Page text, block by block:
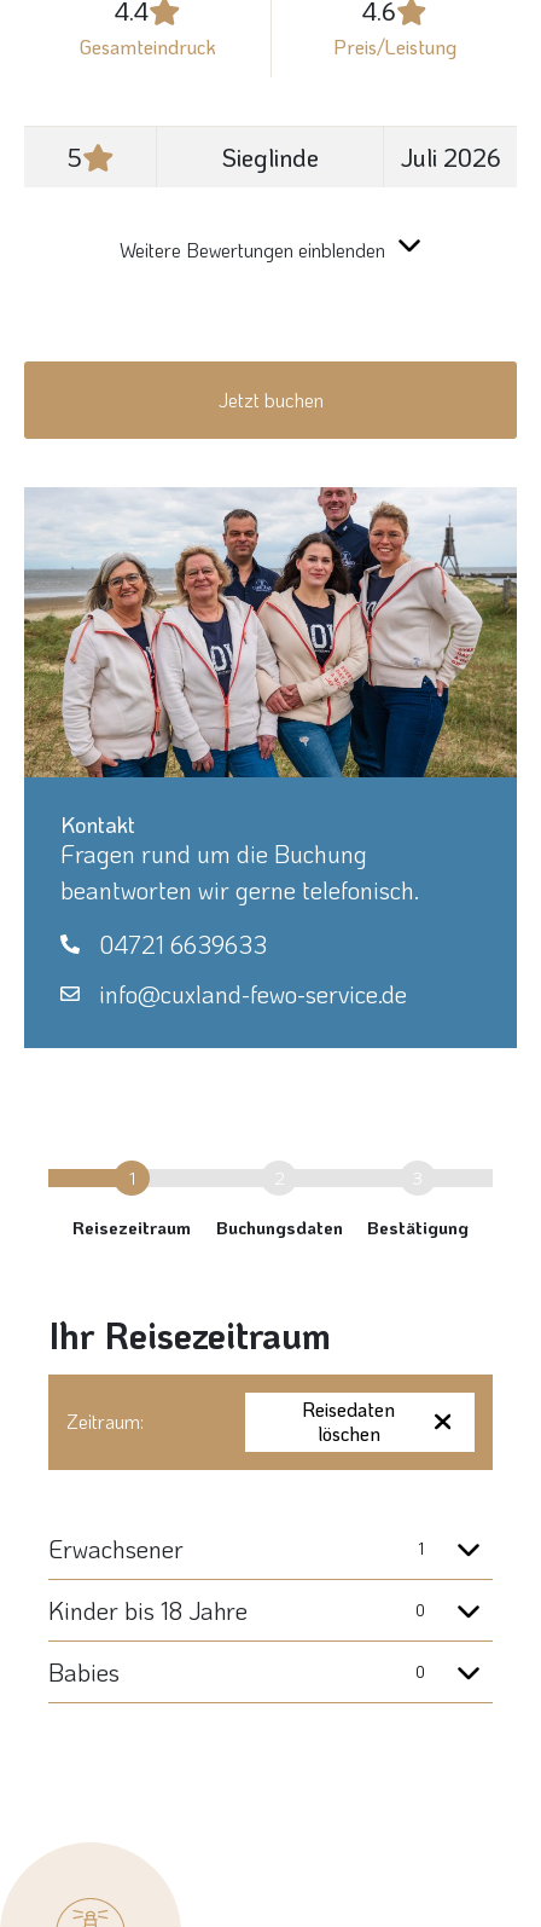
4.4
Gesamteindruck
4.6
Preis/Leistung
5 Sieglinde Juli 2026
Weitere Bewertungen einblenden
Jetzt buchen
Kontakt
Fragen rund um die Buchung
beantworten wir gerne telefonisch.
04721 6639633
info@cuxland-fewo-service.de